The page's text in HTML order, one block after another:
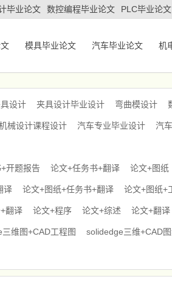
毕业论文 数控编程毕业论文 PLC毕业论文
模具毕业论文 汽车毕业论文 机
设计 夹具设计毕业设计 弯曲模设计
械设计课程设计 汽车专业毕业设计 汽
开题报告 论文+任务书+翻译 论文+图纸
译 论文+图纸+任务书+翻译 论文+图纸+
翻译 论文+程序 论文+综述 论文+翻译
三维图+CAD工程图 solidedge三维+CAD